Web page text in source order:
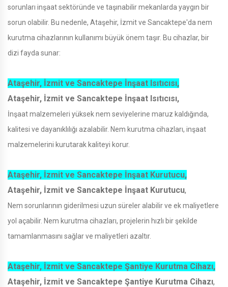
sorunları inşaat sektöründe ve taşınabilir mekanlarda yaygın bir
sorun olabilir. Bu nedenle, Ataşehir, İzmit ve Sancaktepe'da nem
kurutma cihazlarının kullanımı büyük önem taşır. Bu cihazlar, bir
dizi fayda sunar:
Ataşehir, İzmit ve Sancaktepe İnşaat Isıtıcısı,
Ataşehir, İzmit ve Sancaktepe İnşaat Isıtıcısı,
İnşaat malzemeleri yüksek nem seviyelerine maruz kaldığında,
kalitesi ve dayanıklılığı azalabilir. Nem kurutma cihazları, inşaat
malzemelerini kurutarak kaliteyi korur.
Ataşehir, İzmit ve Sancaktepe İnşaat Kurutucu,
Ataşehir, İzmit ve Sancaktepe İnşaat Kurutucu,
Nem sorunlarının giderilmesi uzun süreler alabilir ve ek maliyetlere
yol açabilir. Nem kurutma cihazları, projelerin hızlı bir şekilde
tamamlanmasını sağlar ve maliyetleri azaltır.
Ataşehir, İzmit ve Sancaktepe Şantiye Kurutma Cihazı,
Ataşehir, İzmit ve Sancaktepe Şantiye Kurutma Cihazı,